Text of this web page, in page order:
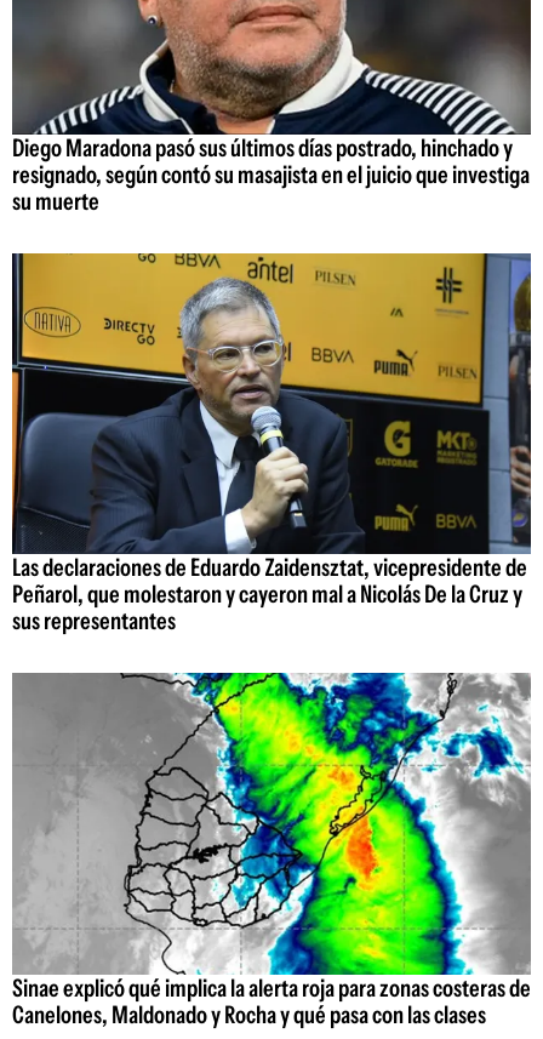
Diego Maradona pasó sus últimos días postrado, hinchado y
resignado, según contó su masajista en el juicio que investiga
su muerte
Las declaraciones de Eduardo Zaidensztat, vicepresidente de
Peñarol, que molestaron y cayeron mal a Nicolás De la Cruz y
sus representantes
Sinae explicó qué implica la alerta roja para zonas costeras de
Canelones, Maldonado y Rocha y qué pasa con las clases